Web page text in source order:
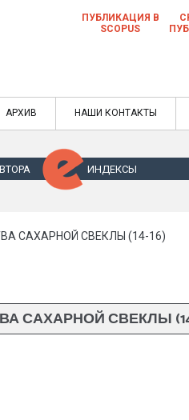
научных
журналенаучном журнале
ПУБЛИКАЦИЯ В
SCOPUS
АРХИВ НАШИ КОНТАКТЫ
ИНДЕКСЫ
САХАРНОЙ СВЕКЛЫ (14-16)
САХАРНОЙ СВЕКЛЫ